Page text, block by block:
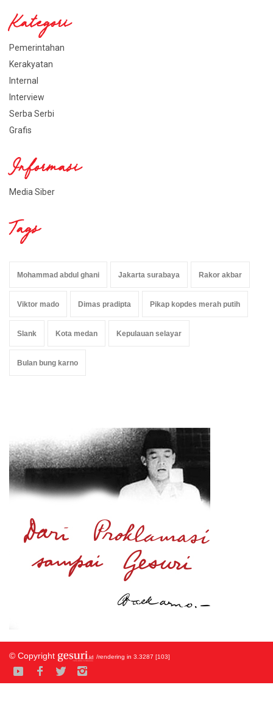
Kategori
Pemerintahan
Kerakyatan
Internal
Interview
Serba Serbi
Grafis
Informasi
Media Siber
Tags
Mohammad abdul ghani Jakarta surabaya Rakor akbar
Viktor mado Dimas pradipta Pikap kopdes merah putih
Slank Kota medan Kepulauan selayar
Bulan bung karno
© Copyright /rendering in 3.3287 [103]